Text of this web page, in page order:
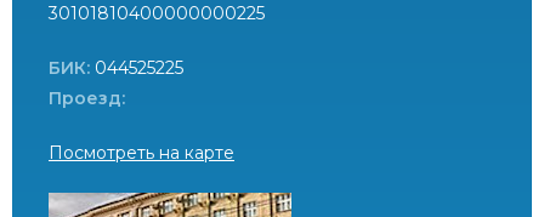
30101810400000000225
БИК: 044525225
Проезд:
Посмотреть на карте